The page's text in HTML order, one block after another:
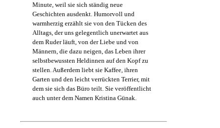
Minute, weil sie sich ständig neue
Geschichten ausdenkt. Humorvoll und
warmherzig erzählt sie von den Tücken des
Alltags, der uns gelegentlich unerwartet aus
dem Ruder läuft, von der Liebe und von
Männern, die dazu neigen, das Leben ihrer
selbstbewussten Heldinnen auf den Kopf zu
stellen. Außerdem liebt sie Kaffee, ihren
Garten und den leicht verrückten Terrier, mit
dem sie sich das Büro teilt. Sie veröffentlicht
auch unter dem Namen Kristina Günak.